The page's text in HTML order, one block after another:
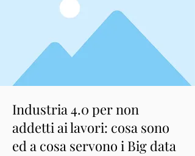
Industria 4.0 per non
addetti ai lavori: cosa sono
ed a cosa servono i Big data